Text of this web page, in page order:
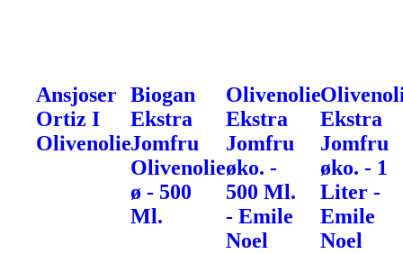
Ansjoser
Ortiz I
Olivenolie
Biogan
Ekstra
Jomfru
Olivenolie
ø - 500
Ml.
Olivenolie
Ekstra
Jomfru
øko. -
500 Ml.
- Emile
Noel
Ekstra
Jomfru
øko. - 1
Liter -
Emile
Noel